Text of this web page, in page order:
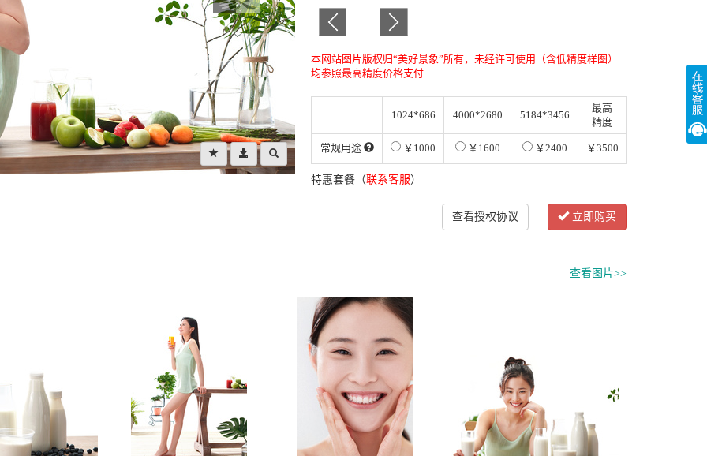
本网站图片版权归“美好景象”所有，未经许可使用（含低精度样图）
均参照最高精度价格支付
1024*686 4000*2680 5184*3456
最高
精度
常规用途 ￥1000 ￥1600 ￥2400 ￥3500
特惠套餐（联系客服）
查看授权协议 立即购买
查看图片>>